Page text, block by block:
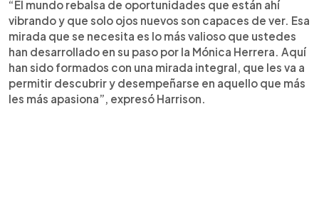
“El mundo rebalsa de oportunidades que están ahí
vibrando y que solo ojos nuevos son capaces de ver. Esa
mirada que se necesita es lo más valioso que ustedes
han desarrollado en su paso por la Mónica Herrera. Aquí
han sido formados con una mirada integral, que les va a
permitir descubrir y desempeñarse en aquello que más
les más apasiona”, expresó Harrison.